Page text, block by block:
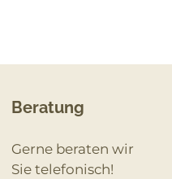
Beratung
Gerne beraten wir
Sie telefonisch!